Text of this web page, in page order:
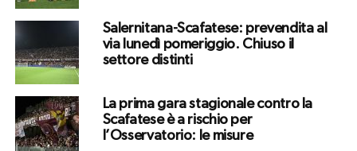
Salernitana-Scafatese: prevendita al
via lunedì pomeriggio. Chiuso il
settore distinti
La prima gara stagionale contro la
Scafatese è a rischio per
l’Osservatorio: le misure